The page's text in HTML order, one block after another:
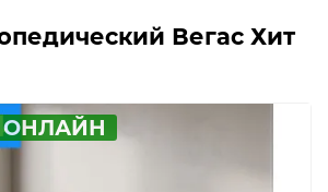
Вегас Хит
ОНЛАЙН